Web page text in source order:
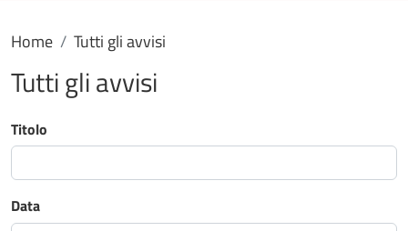
Home Tutti gli avvisi
Tutti gli avvisi
Titolo
Data